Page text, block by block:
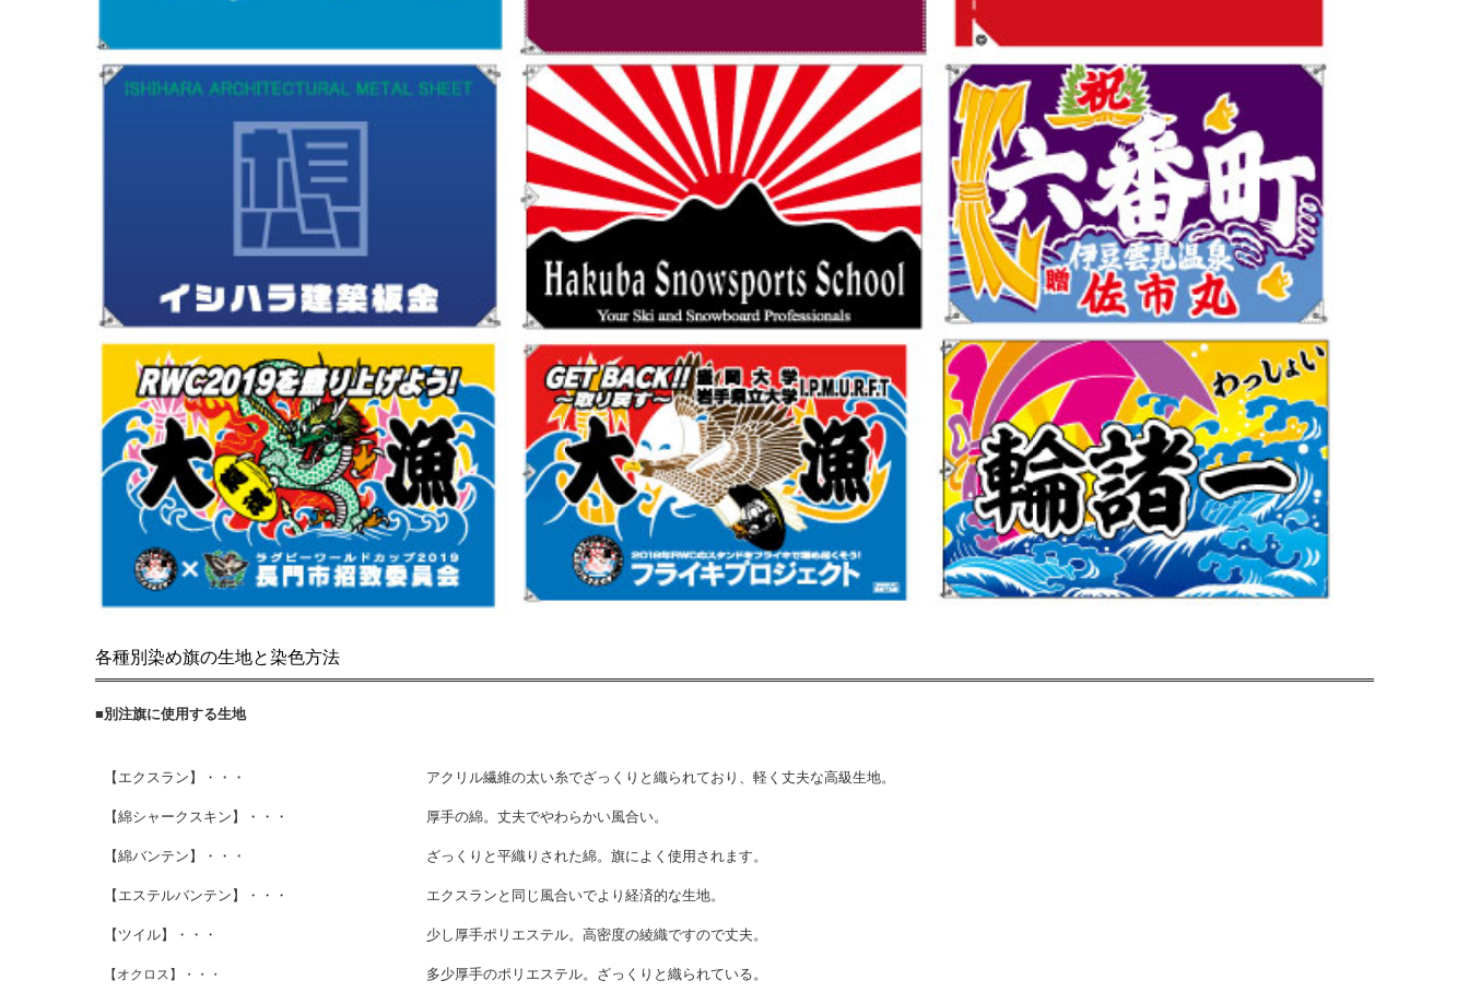
各種別染め旗の生地と染色方法
■別注旗に使用する生地
【エクスラン】・・・ アクリル繊維の太い糸でざっくりと織られており、軽く丈夫な高級生地。
【綿シャークスキン】・・・ 厚手の綿。丈夫でやわらかい風合い。
【綿バンテン】・・・ ざっくりと平織りされた綿。旗によく使用されます。
【エステルバンテン】・・・ エクスランと同じ風合いでより経済的な生地。
【ツイル】・・・ 少し厚手ポリエステル。高密度の綾織ですので丈夫。
【オクロス】・・・ 多少厚手のポリエステル。ざっくりと織られている。